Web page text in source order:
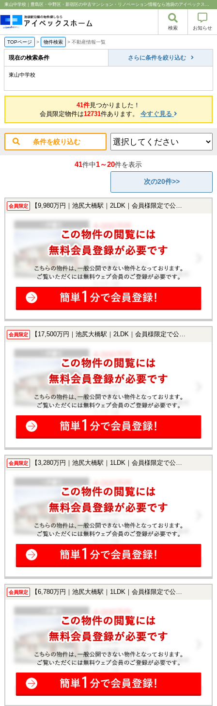
東山中学校｜豊島区・中野区・新宿区の中古マンション・リノベーション情報なら池袋のアイベックスホーム！
検索 お知らせ
TOPページ > 物件検索 > 不動産情報一覧
現在の検索条件 さらに条件を絞り込む
東山中学校
41件見つかりました！
会員限定物件は12731件あります。 今すぐ見る
条件を絞り込む
41件中1～20件を表示
次の20件>>
会員限定 【9,980万円｜池尻大橋駅｜2LDK｜会員様限定で公開中！】
会員限定 【17,500万円｜池尻大橋駅｜2LDK｜会員様限定で公開中！】
会員限定 【3,280万円｜池尻大橋駅｜1LDK｜会員様限定で公開中！】
会員限定 【6,780万円｜池尻大橋駅｜1LDK｜会員様限定で公開中！】